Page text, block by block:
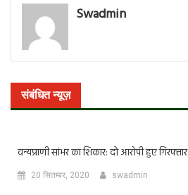
Swadmin
संबंधित न्यूज़
वन्यप्राणी सांभर का शिकार: दो आरोपी हुए गिरफ्तार
20 सितम्बर, 2020 swadmin